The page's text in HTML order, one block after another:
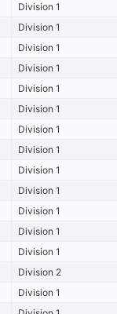
Division 1
Division 1
Division 1
Division 1
Division 1
Division 1
Division 1
Division 1
Division 1
Division 1
Division 1
Division 1
Division 1
Division 2
Division 1